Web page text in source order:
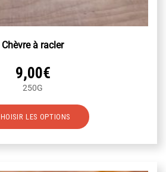
Chèvre à racler
9,00€
250G
LES OPTIONS
Ce
variations.